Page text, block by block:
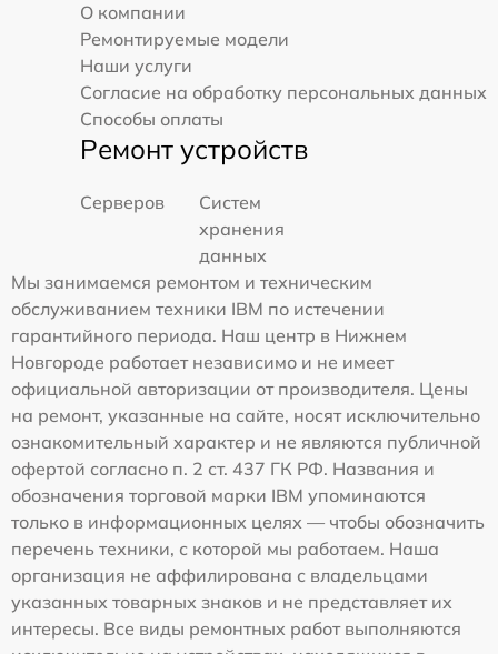
О компании
Ремонтируемые модели
Наши услуги
Согласие на обработку персональных данных
Способы оплаты
Ремонт устройств
Серверов
Систем
хранения
данных
Мы занимаемся ремонтом и техническим
обслуживанием техники IBM по истечении
гарантийного периода. Наш центр в Нижнем
Новгороде работает независимо и не имеет
официальной авторизации от производителя. Цены
на ремонт, указанные на сайте, носят исключительно
ознакомительный характер и не являются публичной
офертой согласно п. 2 ст. 437 ГК РФ. Названия и
обозначения торговой марки IBM упоминаются
только в информационных целях — чтобы обозначить
перечень техники, с которой мы работаем. Наша
организация не аффилирована с владельцами
указанных товарных знаков и не представляет их
интересы. Все виды ремонтных работ выполняются